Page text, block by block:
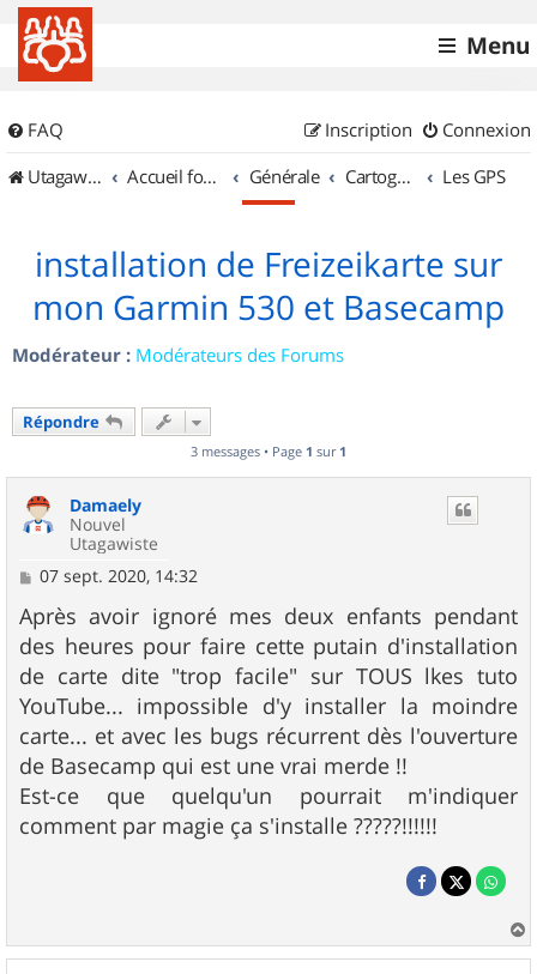
Menu
FAQ Connexion
Inscription
UtagawaVTT (Randos VTT et VTTAE avec traces GPS)
Accueil forum Générale Cartographie et GPS Les GPS
installation de Freizeikarte sur
mon Garmin 530 et Basecamp
Modérateur : Modérateurs des Forums
Répondre
3 messages • Page 1 sur 1
Damaely
Nouvel
Utagawiste
M
s
s
a
g
e
07 sept. 2020, 14:32
Après avoir ignoré mes deux enfants pendant
des heures pour faire cette putain d'installation
de carte dite "trop facile" sur TOUS lkes tuto
YouTube... impossible d'y installer la moindre
carte... et avec les bugs récurrent dès l'ouverture
de Basecamp qui est une vrai merde !!
Est-ce que quelqu'un pourrait m'indiquer
comment par magie ça s'installe ?????!!!!!!
a